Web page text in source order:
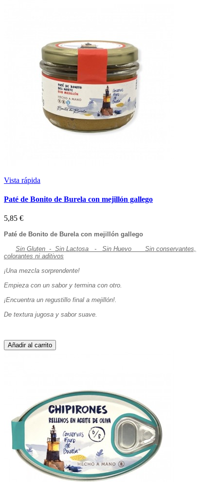
Vista rápida
Paté de Bonito de Burela con mejillón gallego
5,85 €
Paté de Bonito de Burela con mejillón gallego
Sin Gluten - Sin Lactosa - Sin Huevo
Sin conservantes,
colorantes ni aditivos
¡Una mezcla sorprendente!
Empieza con un sabor y termina con otro.
¡Encuentra un regustillo final a mejillón!.
De textura jugosa y sabor suave.
Añadir al carrito